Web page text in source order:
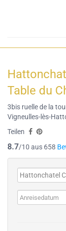
Table du
3bis ruelle de la
Vigneulles-lès-
Teilen
8.7/10 aus 658